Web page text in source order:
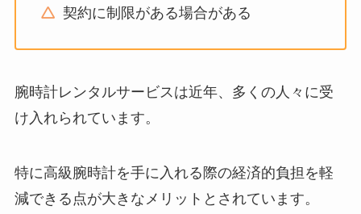
契約に制限がある場合がある
腕時計レンタルサービスは近年、多くの人々に受
け入れられています。
特に高級腕時計を手に入れる際の経済的負担を軽
減できる点が大きなメリットとされています。